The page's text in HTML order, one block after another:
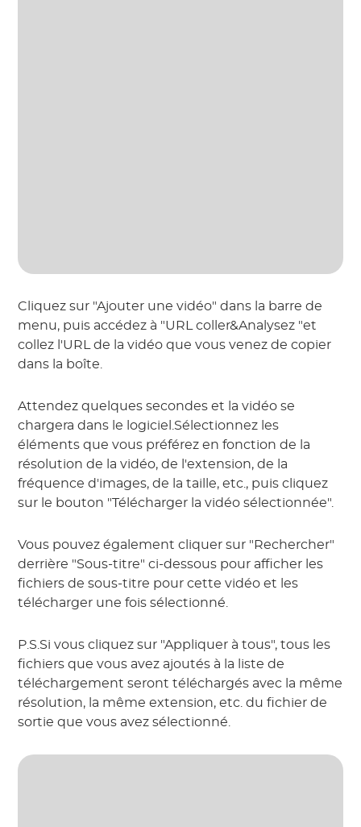
Cliquez sur "Ajouter une vidéo" dans la barre de
menu, puis accédez à "URL coller&Analysez "et
collez l'URL de la vidéo que vous venez de copier
dans la boîte.
Attendez quelques secondes et la vidéo se
chargera dans le logiciel.Sélectionnez les
éléments que vous préférez en fonction de la
résolution de la vidéo, de l'extension, de la
fréquence d'images, de la taille, etc., puis cliquez
sur le bouton "Télécharger la vidéo sélectionnée".
Vous pouvez également cliquer sur "Rechercher"
derrière "Sous-titre" ci-dessous pour afficher les
fichiers de sous-titre pour cette vidéo et les
télécharger une fois sélectionné.
P.S.Si vous cliquez sur "Appliquer à tous", tous les
fichiers que vous avez ajoutés à la liste de
téléchargement seront téléchargés avec la même
résolution, la même extension, etc. du fichier de
sortie que vous avez sélectionné.